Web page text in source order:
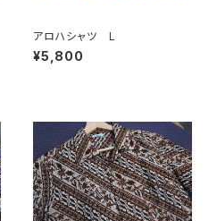
アロハシャツ L
¥5,800